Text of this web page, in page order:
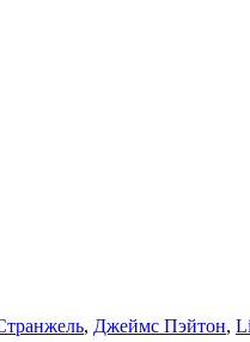
, Джеймс Пэйтон,